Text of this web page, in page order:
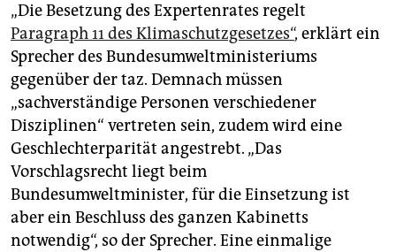
„Die Besetzung des Expertenrates regelt
Paragraph 11 des Klimaschutzgesetzes“, erklärt ein
Sprecher des Bundesumweltministeriums
gegenüber der taz. Demnach müssen
„sachverständige Personen verschiedener
Disziplinen“ vertreten sein, zudem wird eine
Geschlechterparität angestrebt. „Das
Vorschlagsrecht liegt beim
Bundesumweltminister, für die Einsetzung ist
aber ein Beschluss des ganzen Kabinetts
notwendig“, so der Sprecher. Eine einmalige